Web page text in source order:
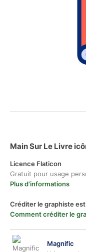
Main Sur Le Livre
Licence Flaticon
Gratuit pour usage
Plus d'informations
Créditer le graphiste
Comment créditer le
Magnific